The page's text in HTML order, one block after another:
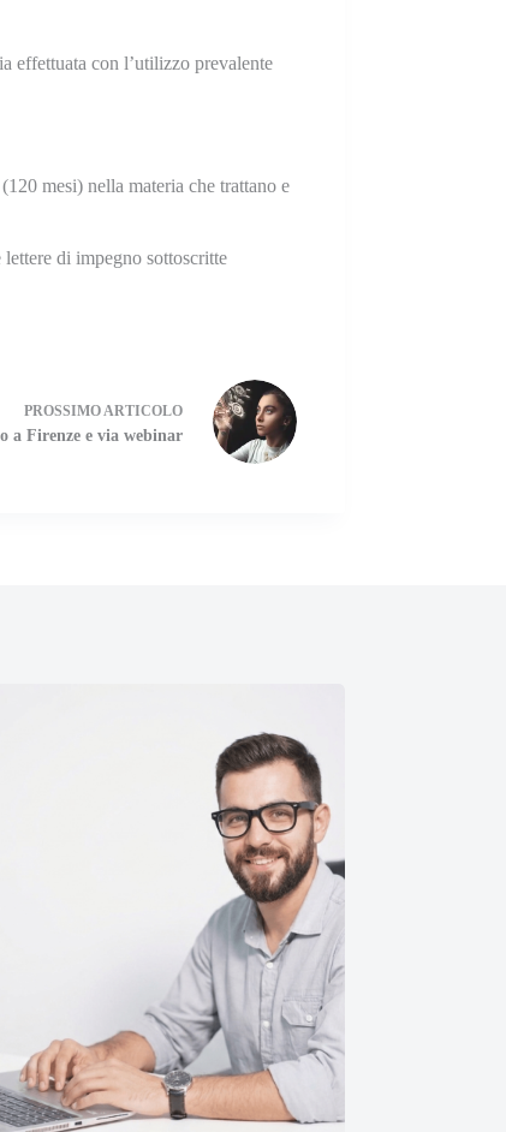
effettuata con l’utilizzo prevalente
mesi) nella materia che trattano e
di impegno sottoscritte
PROSSIMO ARTICOLO
a Firenze e via webinar